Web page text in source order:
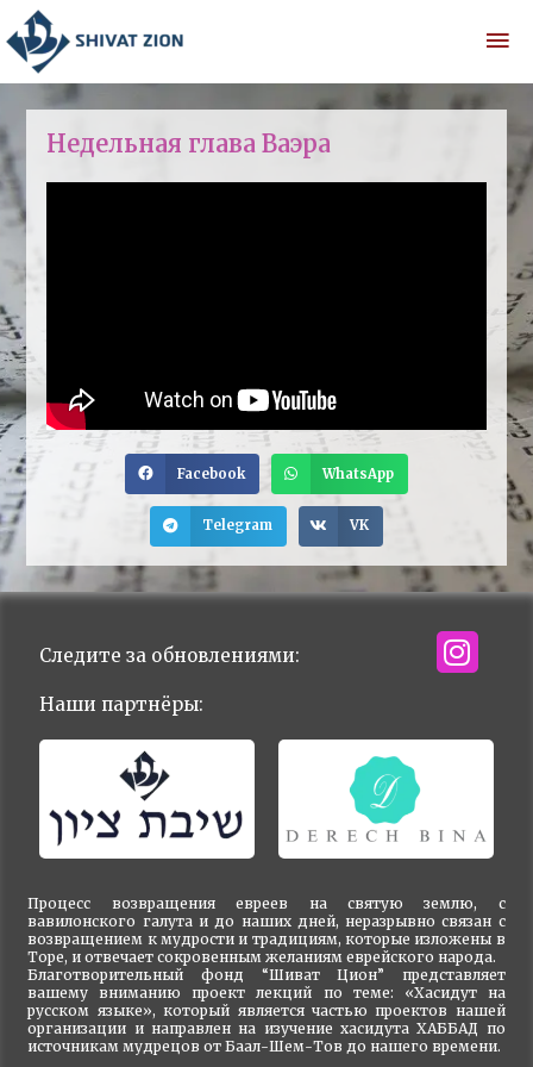
Недельная глава Ваэра
Facebook WhatsApp
Telegram VK
Процесс возвращения евреев на святую землю, с
вавилонского галута и до наших дней, неразрывно связан с
возвращением к мудрости и традициям, которые изложены в
Торе, и отвечает сокровенным желаниям еврейского народа.
Благотворительный фонд “Шиват Цион” представляет
вашему вниманию проект лекций по теме: «Хасидут на
русском языке», который является частью проектов нашей
организации и направлен на изучение хасидута ХАББАД по
источникам мудрецов от Баал-Шем-Тов до нашего времени.
Следите за обновлениями:
Наши партнёры: